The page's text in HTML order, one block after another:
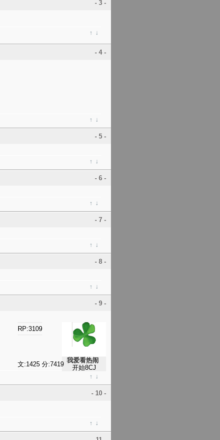
- 3 -
↑ ↓
- 4 -
↑ ↓
- 5 -
↑ ↓
- 6 -
↑ ↓
- 7 -
↑ ↓
- 8 -
↑ ↓
- 9 -
我爱看热闹
开始8CJ
RP:3109
文:1425 分:7419
↑ ↓
- 10 -
↑ ↓